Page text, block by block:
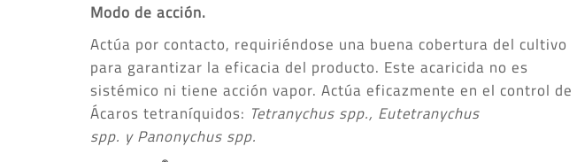
Modo de acción.
Actúa por contacto, requiriéndose una buena cobertura del cultivo
para garantizar la eficacia del producto. Este acaricida no es
sistémico ni tiene acción vapor. Actúa eficazmente en el control de
Ácaros tetraníquidos: Tetranychus spp., Eutetranychus
spp. yPanonychus spp.